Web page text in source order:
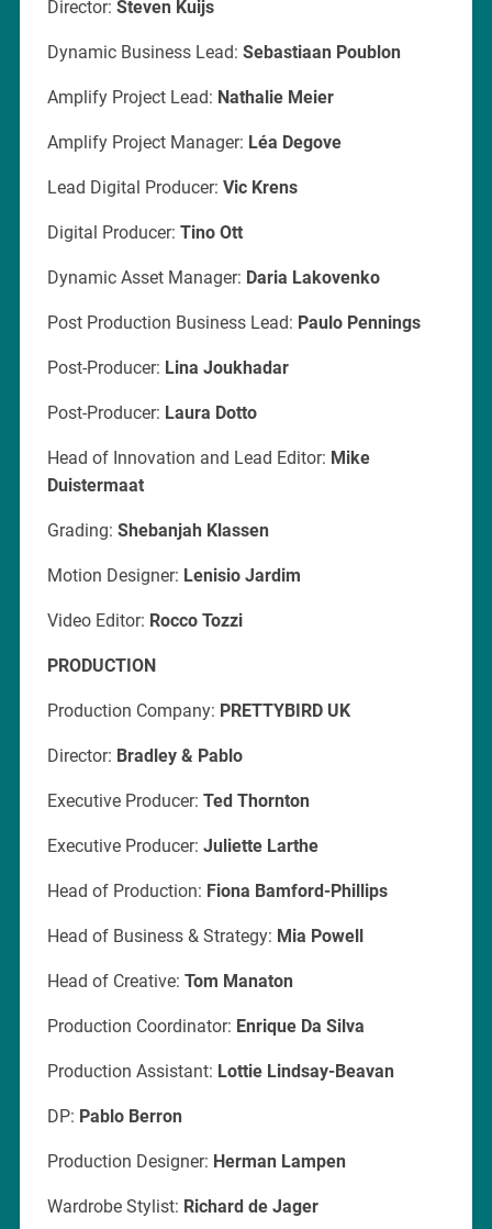
Director: Steven Kuijs
Dynamic Business Lead: Sebastiaan Poublon
Amplify Project Lead: Nathalie Meier
Amplify Project Manager: Léa Degove
Lead Digital Producer: Vic Krens
Digital Producer: Tino Ott
Dynamic Asset Manager: Daria Lakovenko
Post Production Business Lead: Paulo Pennings
Post-Producer: Lina Joukhadar
Post-Producer: Laura Dotto
Head of Innovation and Lead Editor: Mike
Duistermaat
Grading: Shebanjah Klassen
Motion Designer: Lenisio Jardim
Video Editor: Rocco Tozzi
PRODUCTION
Production Company: PRETTYBIRD UK
Director: Bradley & Pablo
Executive Producer: Ted Thornton
Executive Producer: Juliette Larthe
Head of Production: Fiona Bamford-Phillips
Head of Business & Strategy: Mia Powell
Head of Creative: Tom Manaton
Production Coordinator: Enrique Da Silva
Production Assistant: Lottie Lindsay-Beavan
DP: Pablo Berron
Production Designer: Herman Lampen
Wardrobe Stylist: Richard de Jager